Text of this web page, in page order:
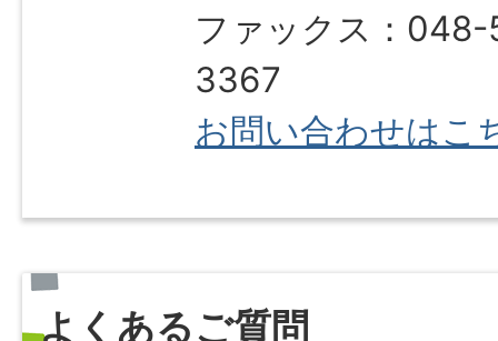
ファックス：
3367
お問い合わせはこ
よくあるご質問